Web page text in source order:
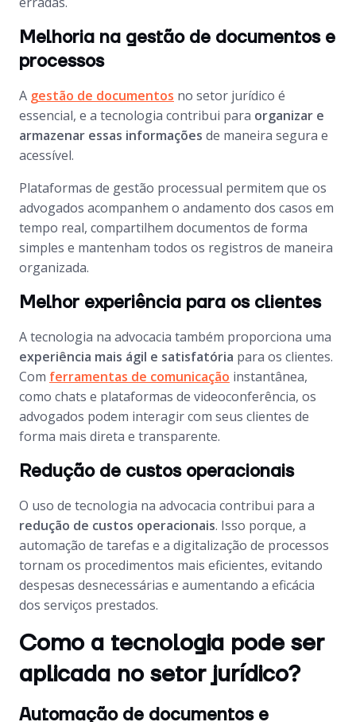
Melhoria na gestão de documentos e
processos
A gestão de documentos no setor jurídico é
essencial, e a tecnologia contribui para organizar e
armazenar essas informações de maneira segura e
acessível.
Plataformas de gestão processual permitem que os
advogados acompanhem o andamento dos casos em
tempo real, compartilhem documentos de forma
simples e mantenham todos os registros de maneira
organizada.
Melhor experiência para os clientes
A tecnologia na advocacia também proporciona uma
experiência mais ágil e satisfatória para os clientes.
Com ferramentas de comunicação instantânea,
como chats e plataformas de videoconferência, os
advogados podem interagir com seus clientes de
forma mais direta e transparente.
Redução de custos operacionais
O uso de tecnologia na advocacia contribui para a
redução de custos operacionais. Isso porque, a
automação de tarefas e a digitalização de processos
tornam os procedimentos mais eficientes, evitando
despesas desnecessárias e aumentando a eficácia
dos serviços prestados.
Como a tecnologia pode ser
aplicada no setor jurídico?
Automação de documentos e